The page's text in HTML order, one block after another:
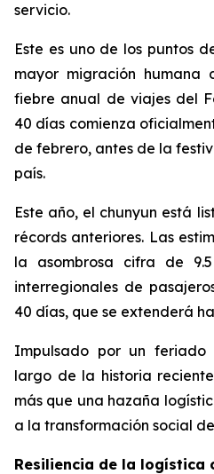
servicio.
Este es uno de los puntos
mayor migración humana
fiebre anual de viajes del
40 días comienza
de febrero, antes de la
país.
Este año, el chunyun está
récords anteriores. Las
la asombrosa cifra de
interregionales de
40 días, que se extenderá
Impulsado por un
largo de la historia
más que una hazaña
a la transformación social
Resiliencia de la logística